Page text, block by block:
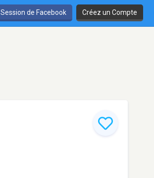
Session de Facebook Créez un Compte